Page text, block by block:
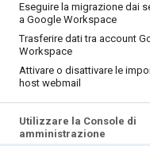
Eseguire la migrazione dai
a Google Workspace
Trasferire dati tra account
Workspace
Attivare o disattivare le
host webmail
Utilizzare la Console di
amministrazione